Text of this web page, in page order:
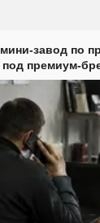
завод по
премиум-